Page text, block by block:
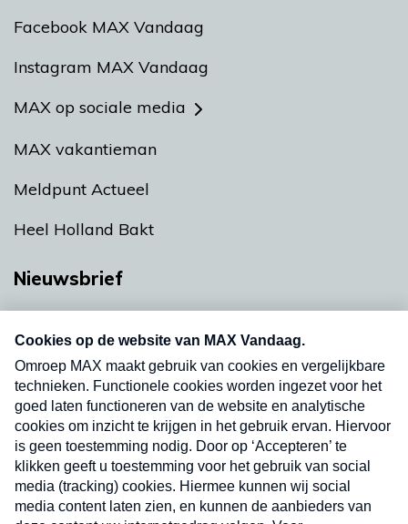
Facebook MAX Vandaag
Instagram MAX Vandaag
MAX op sociale media
MAX vakantieman
Meldpunt Actueel
Heel Holland Bakt
Nieuwsbrief
nieuwsbrief. Elke vrijdag- en dinsdagochtend in
uw mailbox.
Verzend